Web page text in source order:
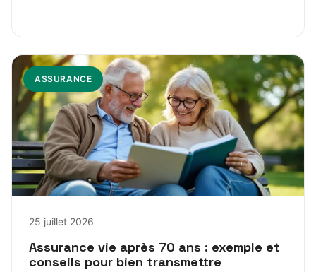
ASSURANCE
25 juillet 2026
Assurance vie après 70 ans : exemple et
conseils pour bien transmettre